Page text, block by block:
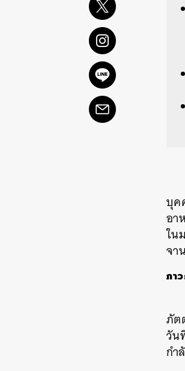
บุค
อา
ใน
จา
ภา
ภัต
วัน
กำ